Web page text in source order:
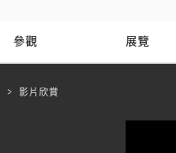
參觀 展覽
影片欣賞